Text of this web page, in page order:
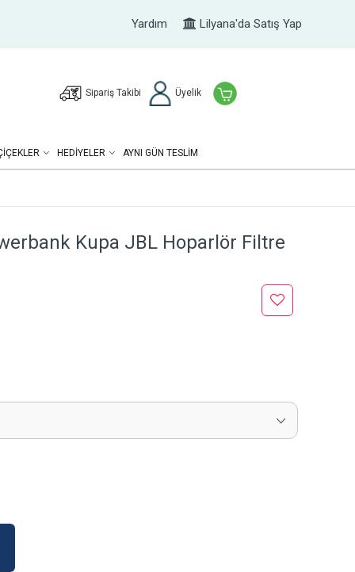
Yardım Lilyana'da Satış Yap
Sipariş Takibi Üyelik
HEDIYELER AYNI GÜN TESLİM
Kupa JBL Hoparlör Filtre